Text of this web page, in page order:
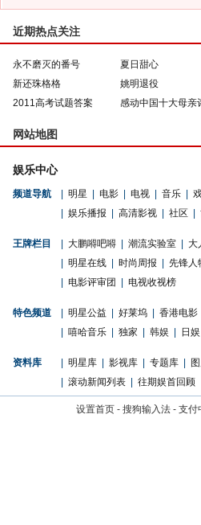
近期热点关注
永不磨灭的番号 夏日甜心
新还珠格格
姚明退役
2011高考试题答案
感动中国十大母亲
网站地图
娱乐中心
频道导航 明星 电影 电视 音乐
娱乐播报 高清影视 社区
王牌栏目 大鹏嘚吧嘚 潮流实验室
大
明星在线 时尚周报
先锋人
电影评审团 电视收视榜
特色频道 明星公益 好莱坞
香港电影
嘻哈音乐 独家 韩娱 日娱
资料库 明星库 影视库 专题库
滚动新闻列表 往期娱首回顾
设置首页 - 搜狗输入法 - 支付